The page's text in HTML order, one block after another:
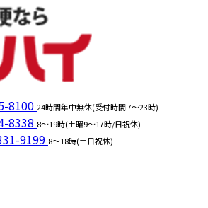
8100 24時間年中無休(受付時間 7～23時)
8338 8～19時(土曜9～17時/日祝休)
9199 8～18時(土日祝休)